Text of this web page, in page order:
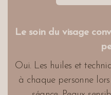
Le soin du visage
Oui. Les huiles et
à chaque personne